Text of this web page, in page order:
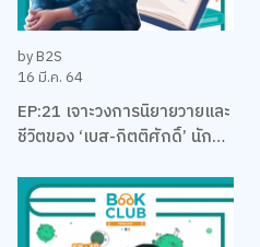
by B2S
16 มี.ค. 64
EP:21 เจาะวงการนิยายวายและ
ชีวิตของ ‘เบส-กิตติศักดิ์’ นัก
บริหาร